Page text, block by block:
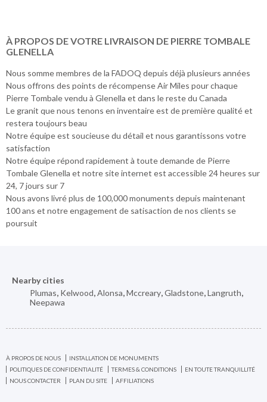
À PROPOS DE VOTRE LIVRAISON DE PIERRE TOMBALE
GLENELLA
Nous somme membres de la FADOQ depuis déjà plusieurs années
Nous offrons des points de récompense Air Miles pour chaque
Pierre Tombale vendu à Glenella et dans le reste du Canada
Le granit que nous tenons en inventaire est de première qualité et
restera toujours beau
Notre équipe est soucieuse du détail et nous garantissons votre
satisfaction
Notre équipe répond rapidement à toute demande de Pierre
Tombale Glenella et notre site internet est accessible 24 heures sur
24, 7 jours sur 7
Nous avons livré plus de 100,000 monuments depuis maintenant
100 ans et notre engagement de satisaction de nos clients se
poursuit
Nearby cities
Plumas, Kelwood,Alonsa,Mccreary,Gladstone,Langruth,
Neepawa
À PROPOS DE NOUS
INSTALLATION DE MONUMENTS
POLITIQUES DE CONFIDENTIALITÉ
TERMES & CONDITIONS
EN TOUTE TRANQUILLITÉ
NOUS CONTACTER
PLAN DU SITE AFFILIATIONS